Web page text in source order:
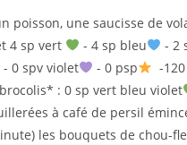
poisson, une saucisse de
4 sp vert
- 4 sp bleu - 2
- 0 spv violet - 0 psp
-
: 0 sp vert bleu violet
à café de persil
les bouquets de chou-